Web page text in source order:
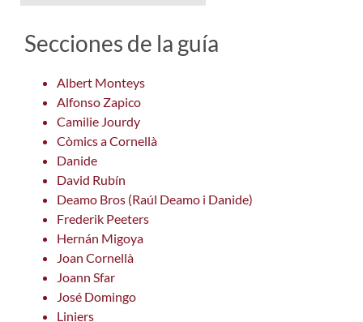
Secciones de la guía
Albert Monteys
Alfonso Zapico
Camilie Jourdy
Còmics a Cornellà
Danide
David Rubín
Deamo Bros (Raúl Deamo i Danide)
Frederik Peeters
Hernán Migoya
Joan Cornellà
Joann Sfar
José Domingo
Liniers